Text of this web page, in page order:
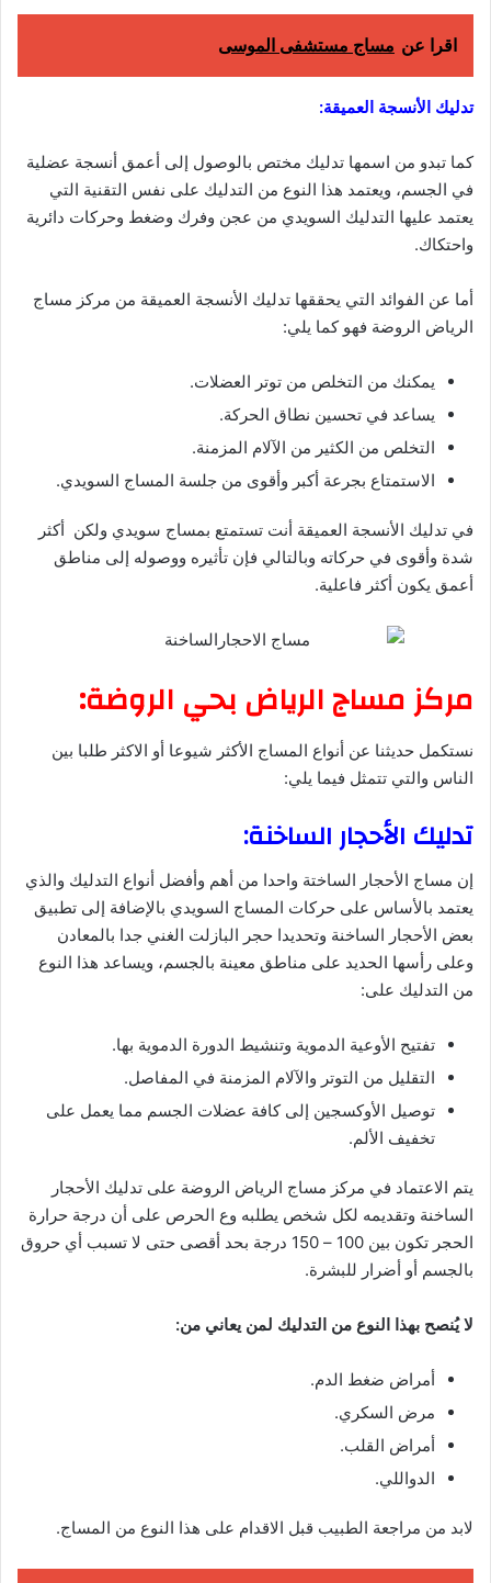
اقرا عن مساج مستشفى الموسى
تدليك الأنسجة العميقة:
كما تبدو من اسمها تدليك مختص بالوصول إلى أعمق أنسجة عضلية
في الجسم، ويعتمد هذا النوع من التدليك على نفس التقنية التي
يعتمد عليها التدليك السويدي من عجن وفرك وضغط وحركات دائرية
واحتكاك.
أما عن الفوائد التي يحققها تدليك الأنسجة العميقة من مركز مساج
الرياض الروضة فهو كما يلي:
يمكنك من التخلص من توتر العضلات.
يساعد في تحسين نطاق الحركة.
التخلص من الكثير من الآلام المزمنة.
الاستمتاع بجرعة أكبر وأقوى من جلسة المساج السويدي.
في تدليك الأنسجة العميقة أنت تستمتع بمساج سويدي ولكن أكثر
شدة وأقوى في حركاته وبالتالي فإن تأثيره ووصوله إلى مناطق
أعمق يكون أكثر فاعلية.
مركز مساج الرياض بحي الروضة:
نستكمل حديثنا عن أنواع المساج الأكثر شيوعا أو الاكثر طلبا بين
الناس والتي تتمثل فيما يلي:
تدليك الأحجار الساخنة:
إن مساج الأحجار الساختة واحدا من أهم وأفضل أنواع التدليك والذي
يعتمد بالأساس على حركات المساج السويدي بالإضافة إلى تطبيق
بعض الأحجار الساخنة وتحديدا حجر البازلت الغني جدا بالمعادن
وعلى رأسها الحديد على مناطق معينة بالجسم، ويساعد هذا النوع
من التدليك على:
تفتيح الأوعية الدموية وتنشيط الدورة الدموية بها.
التقليل من التوتر والآلام المزمنة في المفاصل.
توصيل الأوكسجين إلى كافة عضلات الجسم مما يعمل على
تخفيف الألم.
يتم الاعتماد في مركز مساج الرياض الروضة على تدليك الأحجار
الساخنة وتقديمه لكل شخص يطلبه وع الحرص على أن درجة حرارة
الحجر تكون بين 100 – 150 درجة بحد أقصى حتى لا تسبب أي حروق
بالجسم أو أضرار للبشرة.
لا يُنصح بهذا النوع من التدليك لمن يعاني من:
أمراض ضغط الدم.
مرض السكري.
أمراض القلب.
الدواللي.
لابد من مراجعة الطبيب قبل الاقدام على هذا النوع من المساج.